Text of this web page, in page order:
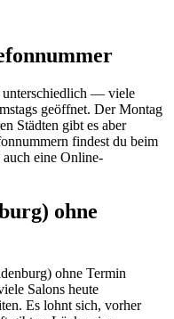
unterschiedlich — viele
geöffnet. Der Montag
Städten gibt es aber
findest du beim
eine Online-
ohne
ohne Termin
Salons heute
Es lohnt sich, vorher